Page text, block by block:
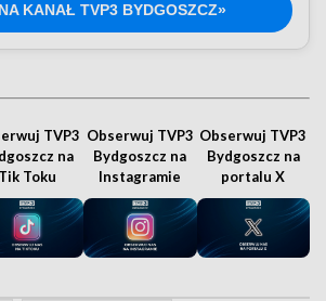
KANAŁ TVP3 BYDGOSZCZ»
TVP3
na
Tik Toku
Obserwuj TVP3
Bydgoszcz na
Instagramie
Obserwuj TVP3
Bydgoszcz na
portalu X